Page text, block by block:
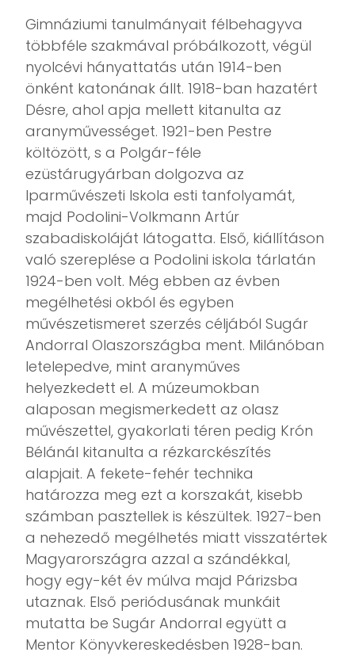
Gimnáziumi tanulmányait félbehagyva
többféle szakmával próbálkozott, végül
nyolcévi hányattatás után 1914-ben
önként katonának állt. 1918-ban hazatért
Désre, ahol apja mellett kitanulta az
aranyművességet. 1921-ben Pestre
költözött, s a Polgár-féle
ezüstárugyárban dolgozva az
Iparművészeti Iskola esti tanfolyamát,
majd Podolini-Volkmann Artúr
szabadiskoláját látogatta. Első, kiállításon
való szereplése a Podolini iskola tárlatán
1924-ben volt. Még ebben az évben
megélhetési okból és egyben
művészetismeret szerzés céljából Sugár
Andorral Olaszországba ment. Milánóban
letelepedve, mint aranyműves
helyezkedett el. A múzeumokban
alaposan megismerkedett az olasz
művészettel, gyakorlati téren pedig Krón
Bélánál kitanulta a rézkarckészítés
alapjait. A fekete-fehér technika
határozza meg ezt a korszakát, kisebb
számban pasztellek is készültek. 1927-ben
a nehezedő megélhetés miatt visszatértek
Magyarországra azzal a szándékkal,
hogy egy-két év múlva majd Párizsba
utaznak. Első periódusának munkáit
mutatta be Sugár Andorral együtt a
Mentor Könyvkereskedésben 1928-ban.